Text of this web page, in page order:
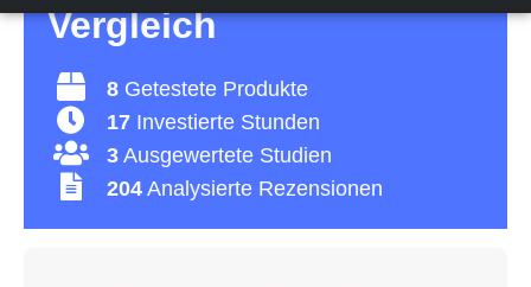
Vergleich
8 Getestete Produkte
17 Investierte Stunden
3 Ausgewertete Studien
204 Analysierte Rezensionen